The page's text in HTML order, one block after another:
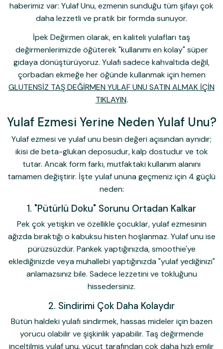
haberimiz var: Yulaf Unu, ezmenin sunduğu tüm şifayı çok
daha lezzetli ve pratik bir formda sunuyor.
İpek Değirmen olarak, en kaliteli yulafları taş
değirmenlerimizde öğüterek "kullanımı en kolay" süper
gıdaya dönüştürüyoruz. Yulafı sadece kahvaltıda değil,
çorbadan ekmeğe her öğünde kullanmak için hemen
GLUTENSİZ TAŞ DEĞİRMEN YULAF UNU SATIN ALMAK İÇİN
TIKLAYIN.
Yulaf Ezmesi Yerine Neden Yulaf Unu?
Yulaf ezmesi ve yulaf unu besin değeri açısından aynıdır;
ikisi de beta-glukan deposudur, kalp dostudur ve tok
tutar. Ancakformfarkı, mutfaktaki kullanım alanını
tamamen değiştirir. İşte yulaf ununa geçmeniz için 4 güçlü
neden:
1. "Pütürlü Doku" Sorunu Ortadan Kalkar
Pek çok yetişkin ve özellikle çocuklar, yulaf ezmesinin
ağızda bıraktığı o kabuksu histen hoşlanmaz. Yulaf unu ise
pürüzsüzdür. Pankek yaptığınızda, smoothie'ye
eklediğinizde veya muhallebi yaptığınızda "yulaf yediğinizi"
anlamazsınız bile. Sadece lezzetini ve tokluğunu
hissedersiniz.
2. Sindirimi Çok Daha Kolaydır
Bütün haldeki yulafı sindirmek, hassas mideler için bazen
yorucu olabilir ve şişkinlik yapabilir. Taş değirmende
inceltilmiş yulaf unu, vücut tarafından çok daha hızlı emilir